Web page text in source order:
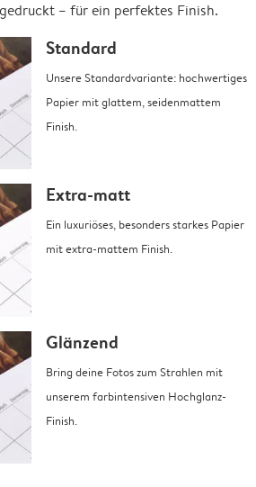
– für ein perfektes Finish.
Standard
Unsere Standardvariante: hochwertiges
Papier mit glattem, seidenmattem
Finish.
Extra-matt
Ein luxuriöses, besonders starkes Papier
mit extra-mattem Finish.
Glänzend
Bring deine Fotos zum Strahlen mit
unserem farbintensiven Hochglanz-
Finish.